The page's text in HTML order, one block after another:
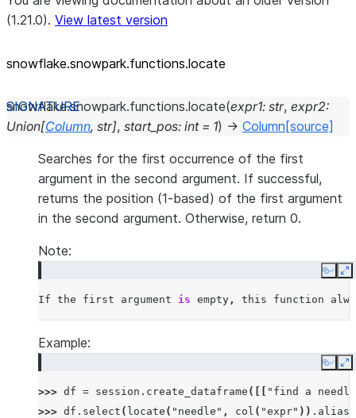
(1.21.0). View latest version
snowflake.snowpark.functions.locate
snowflake.snowpark.functions.locate(expr1: str, expr2:
Union[Column, str], start_pos: int = 1) → Column [source]
Searches for the first occurrence of the first
argument in the second argument. If successful,
returns the position (1-based) of the first argument
in the second argument. Otherwise, return 0.
Note:
Copy
If the first argument is empty , this function
Example:
Copy
>>> df = session . create_dataframe ([[
"find a
>>> df . select ( locate ( "needle" , col ( "expr" )) . alias